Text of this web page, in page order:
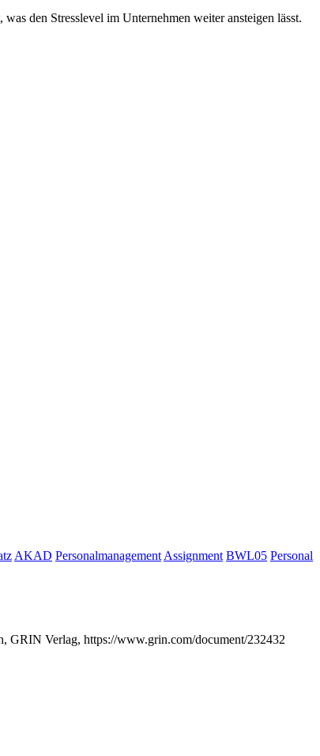
den Stresslevel im Unternehmen weiter ansteigen lässt.
AKAD Personalmanagement Assignment BWL05 Personal
GRIN Verlag, https://www.grin.com/document/232432